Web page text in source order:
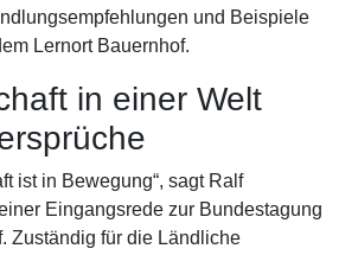
und Beispiele
Lernort Bauernhof.
in einer Welt
ist in Bewegung“, sagt Ralf
Eingangsrede zur Bundestagung
Zuständig für die Ländliche